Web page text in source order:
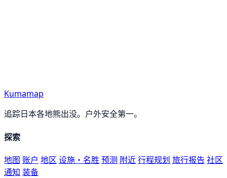
Kumamap
追踪日本各地熊出没。户外安全第一。
探索
地图 账户 地区 设施・名胜 预测 附近行程规划 旅行报告 社区
通知 装备